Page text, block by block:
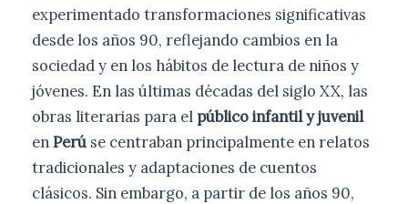
experimentado transformaciones significativas
desde los años 90, reflejando cambios en la
sociedad y en los hábitos de lectura de niños y
jóvenes. En las últimas décadas del siglo XX, las
obras literarias para el público infantil y juvenil
enPerú se centraban principalmente en relatos
tradicionales y adaptaciones de cuentos
clásicos. Sin embargo, a partir de los años 90,